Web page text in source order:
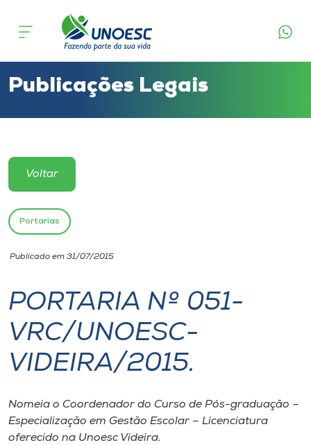
Cursos
Atendimento ao Estudante
Portal de Ensino
Unoesc
Internacionalização
I.nova
Cultura
Publicações Legais
Voltar
Portarias
Publicado em 31/07/2015
PORTARIA Nº 051-
VRC/UNOESC-
VIDEIRA/2015.
Nomeia o Coordenador do Curso de Pós-graduação –
Especialização em Gestão Escolar – Licenciatura
oferecido na Unoesc Videira.